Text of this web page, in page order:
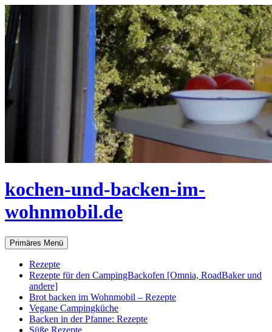
Zum
Inhalt
springen
kochen-und-backen-im-
wohnmobil.de
Suchen
Primäres Menü
Rezepte
Rezepte für den CampingBackofen [Omnia, RoadBaker und
andere]
Brot backen im Wohnmobil – Rezepte
Vegane Campingküche
Backen in der Pfanne: Rezepte
Süße Rezepte